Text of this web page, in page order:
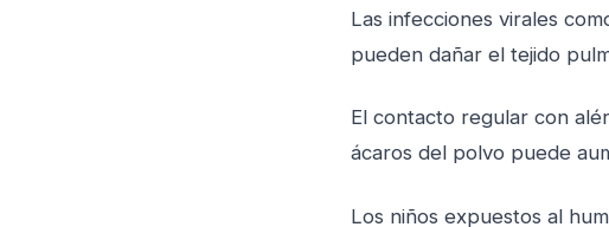
Las infecciones virales
pueden dañar el tejido
El contacto regular con
ácaros del polvo puede
Los niños expuestos al